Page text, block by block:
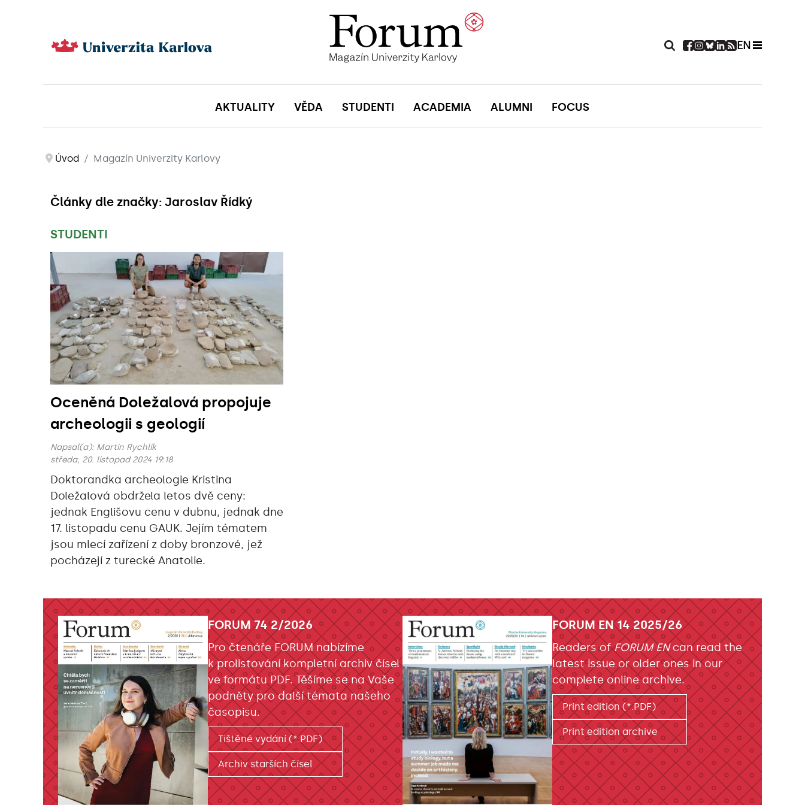
EN
AKTUALITY VĚDA STUDENTI ACADEMIA ALUMNI FOCUS
Úvod Magazín Univerzity Karlovy
Články dle značky: Jaroslav Řídký
STUDENTI
Oceněná Doležalová propojuje
archeologii s geologií
Napsal(a): Martin Rychlík
středa, 20. listopad 2024 19:18
Doktorandka archeologie Kristina
Doležalová obdržela letos dvě ceny:
jednak Englišovu cenu v dubnu, jednak dne
17. listopadu cenu GAUK. Jejím tématem
jsou mlecí zařízení z doby bronzové, jež
pocházejí z turecké Anatolie.
FORUM 74 2/2026
Pro čtenáře FORUM nabízíme
k prolistování kompletní archiv čísel
ve formátu PDF. Těšíme se na Vaše
podněty pro další témata našeho
časopisu.
Tištěné vydání (*.PDF)
Archiv starších čísel
FORUM EN 14 2025/26
Readers ofFORUM ENcan read the
latest issue or older ones in our
complete online archive.
Print edition (*.PDF)
Print edition archive